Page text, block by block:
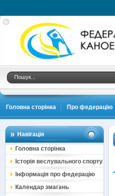
Головна сторінка Про федерацію
Навігація
Головна сторінка
Історія веслувального спорту
Інформація про федерацію
Календар змагань